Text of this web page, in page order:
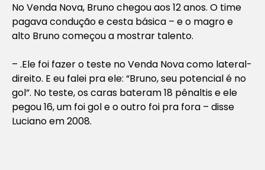
No Venda Nova, Bruno chegou aos 12 anos. O time
pagava condução e cesta básica – e o magro e
alto Bruno começou a mostrar talento.
– .Ele foi fazer o teste no Venda Nova como lateral-
direito. E eu falei pra ele: “Bruno, seu potencial é no
gol”. No teste, os caras bateram 18 pênaltis e ele
pegou 16, um foi gol e o outro foi pra fora – disse
Luciano em 2008.